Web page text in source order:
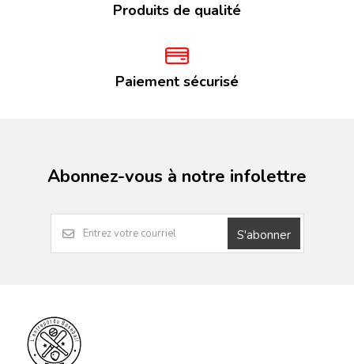
Produits de qualité
Paiement sécurisé
Abonnez-vous à notre infolettre
S'abonner